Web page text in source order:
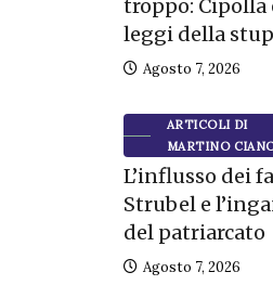
troppo: Cipolla
leggi della
Agosto 7, 2026
ARTICOLI DI
MARTINO
L’influsso dei
Strubel e
del patriarcato
Agosto 7, 2026